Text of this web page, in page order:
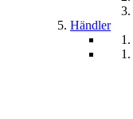
Händler